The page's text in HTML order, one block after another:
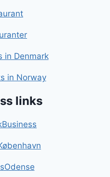
in Denmark
in Norway
links